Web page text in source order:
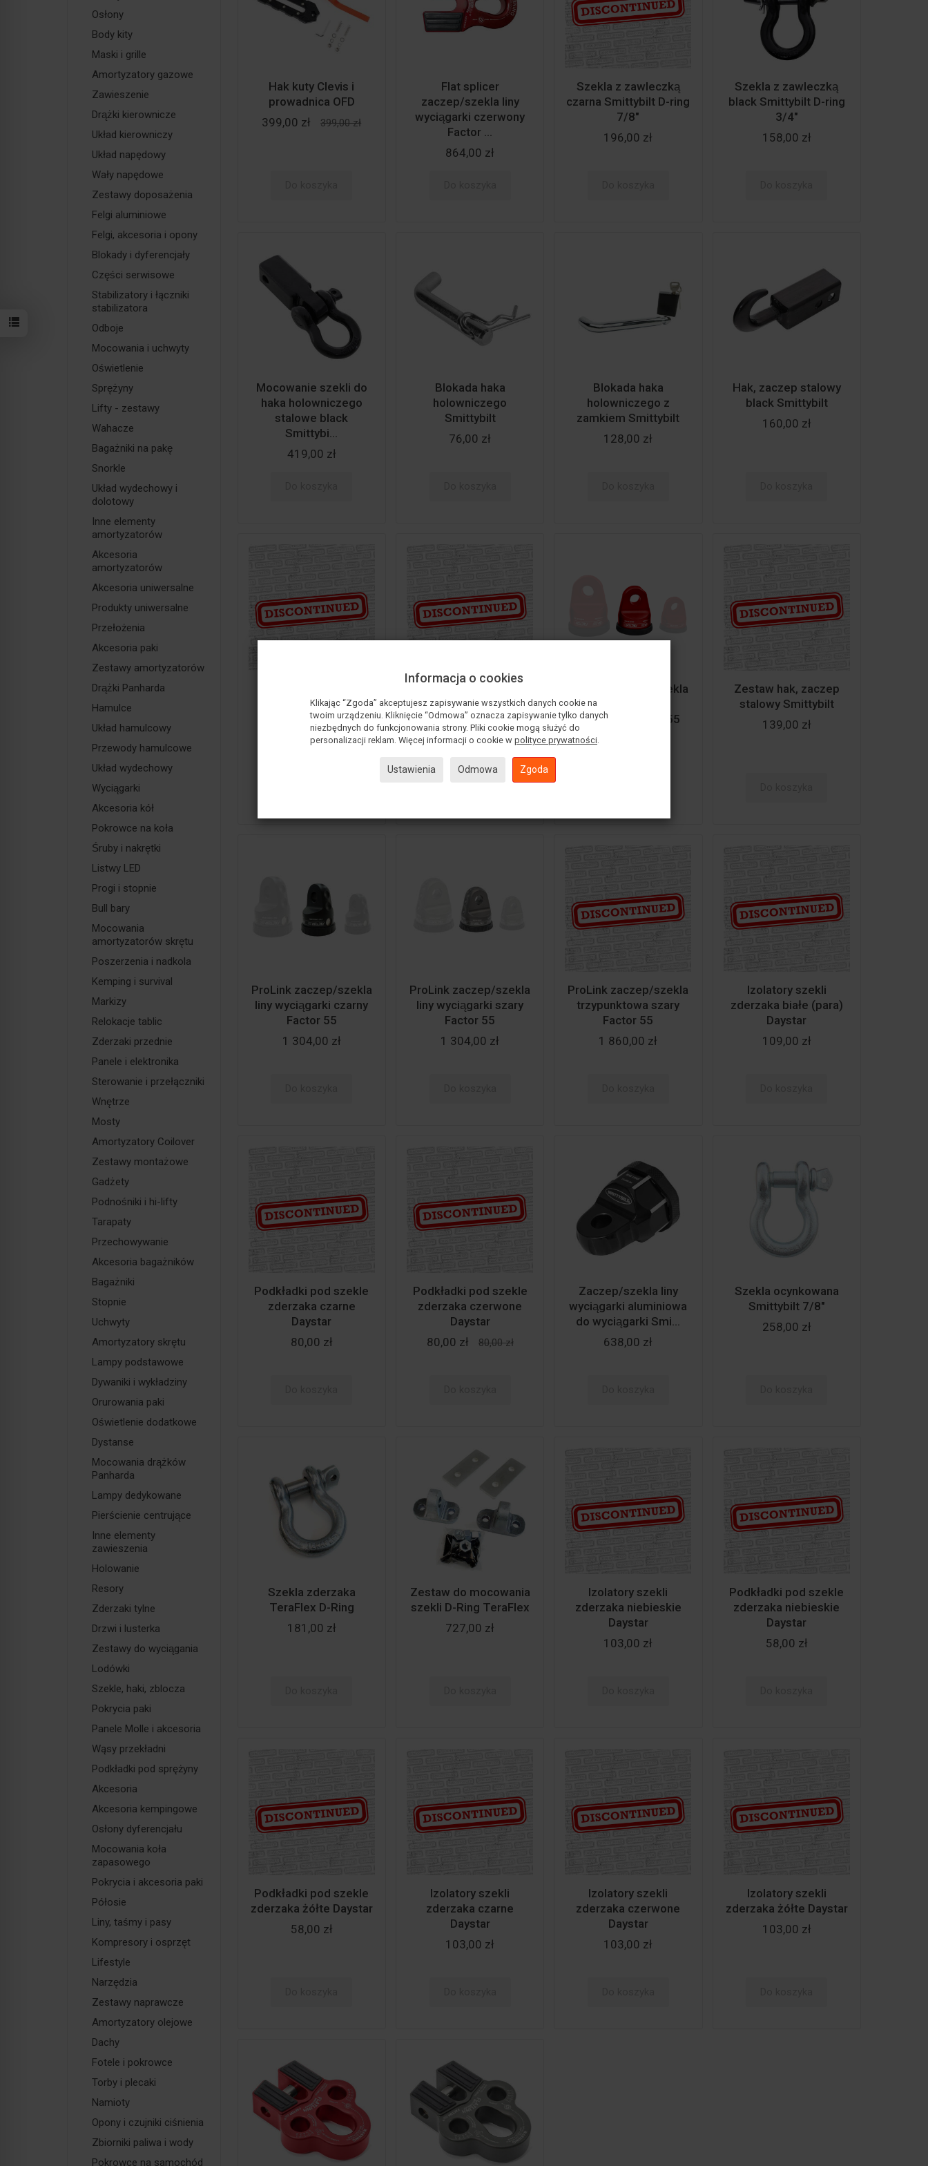
Hak kuty Clevis i
prowadnica OFD
399,00 zł
399,00 zł
Flat splicer
zaczep/szekla liny
wyciągarki czerwony
Factor ...
864,00 zł
Szekla z zawleczką
czarna Smittybilt D-ring
7/8"
196,00 zł
Szekla z zawleczką
black Smittybilt D-ring
3/4"
158,00 zł
Mocowanie szekli do
haka holowniczego
stalowe black
Smittybi...
419,00 zł
Blokada haka
holowniczego
Smittybilt
76,00 zł
Blokada haka
holowniczego z
zamkiem Smittybilt
128,00 zł
Hak, zaczep stalowy
black Smittybilt
160,00 zł
zderzaka Daystar
niebieskie (para)
63,00 zł
79,00 zł
Izolatory szekli
zderzaka Daystar żółte
109,00 zł
ProLink zaczep/szekla
liny wyciągarki
czerwony Factor 55
Zestaw hak, zaczep
stalowy Smittybilt
139,00 zł
ProLink zaczep/szekla
liny wyciągarki czarny
Factor 55
1 304,00 zł
ProLink zaczep/szekla
liny wyciągarki szary
Factor 55
1 304,00 zł
ProLink zaczep/szekla
trzypunktowa szary
Factor 55
1 860,00 zł
Izolatory szekli
zderzaka białe (para)
Daystar
109,00 zł
Podkładki pod szekle
zderzaka czarne
Daystar
80,00 zł
Podkładki pod szekle
zderzaka czerwone
Daystar
80,00 zł
80,00 zł
Zaczep/szekla liny
wyciągarki aluminiowa
do wyciągarki Smi...
638,00 zł
Szekla ocynkowana
Smittybilt 7/8"
258,00 zł
Szekla zderzaka
TeraFlex D-Ring
181,00 zł
Zestaw do mocowania
szekli D-Ring TeraFlex
727,00 zł
Izolatory szekli
zderzaka niebieskie
Daystar
103,00 zł
Podkładki pod szekle
zderzaka niebieskie
Daystar
58,00 zł
Podkładki pod szekle
zderzaka żółte Daystar
58,00 zł
Izolatory szekli
zderzaka czarne
Daystar
103,00 zł
Izolatory szekli
zderzaka czerwone
Daystar
103,00 zł
Izolatory szekli
zderzaka żółte Daystar
103,00 zł
Osłony
Body kity
Maski i grille
Amortyzatory gazowe
Zawieszenie
Drążki kierownicze
Układ kierowniczy
Układ napędowy
Wały napędowe
Zestawy doposażenia
Felgi aluminiowe
Felgi, akcesoria i opony
Blokady i dyferencjały
Części serwisowe
Stabilizatory i łączniki
stabilizatora
Odboje
Mocowania i uchwyty
Oświetlenie
Sprężyny
Lifty - zestawy
Wahacze
Bagażniki na pakę
Snorkle
Układ wydechowy i
dolotowy
Inne elementy
amortyzatorów
Akcesoria
amortyzatorów
Akcesoria uniwersalne
Produkty uniwersalne
Przełożenia
Akcesoria paki
Zestawy amortyzatorów
Drążki Panharda
Hamulce
Układ hamulcowy
Przewody hamulcowe
Układ wydechowy
Wyciągarki
Akcesoria kół
Pokrowce na koła
Śruby i nakrętki
Listwy LED
Progi i stopnie
Bull bary
Mocowania
amortyzatorów skrętu
Poszerzenia i nadkola
Kemping i survival
Markizy
Relokacje tablic
Zderzaki przednie
Panele i elektronika
Sterowanie i przełączniki
Wnętrze
Mosty
Amortyzatory Coilover
Zestawy montażowe
Gadżety
Podnośniki i hi-lifty
Tarapaty
Przechowywanie
Akcesoria bagażników
Bagażniki
Stopnie
Uchwyty
Amortyzatory skrętu
Lampy podstawowe
Dywaniki i wykładziny
Orurowania paki
Oświetlenie dodatkowe
Dystanse
Mocowania drążków
Panharda
Lampy dedykowane
Pierścienie centrujące
Inne elementy
zawieszenia
Holowanie
Resory
Zderzaki tylne
Drzwi i lusterka
Zestawy do wyciągania
Lodówki
Szekle, haki, zblocza
Pokrycia paki
Panele Molle i akcesoria
Wąsy przekładni
Podkładki pod sprężyny
Akcesoria
Akcesoria kempingowe
Osłony dyferencjału
Mocowania koła
zapasowego
Pokrycia i akcesoria paki
Półosie
Liny, taśmy i pasy
Kompresory i osprzęt
Lifestyle
Narzędzia
Zestawy naprawcze
Amortyzatory olejowe
Dachy
Fotele i pokrowce
Torby i plecaki
Namioty
Opony i czujniki ciśnienia
Zbiorniki paliwa i wody
Pokrowce na samochód
Informacja o cookies
Klikając “Zgoda” akceptujesz zapisywanie wszystkich danych cookie na
twoim urządzeniu. Kliknięcie “Odmowa” oznacza zapisywanie tylko danych
niezbędnych do funkcjonowania strony. Pliki cookie mogą służyć do
personalizacji reklam. Więcej informacji o cookie w polityce prywatności.
Ustawienia Odmowa Zgoda